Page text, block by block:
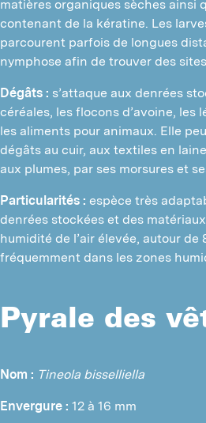
matières organiques sèches ainsi
contenant de la kératine. Les
parcourent parfois de longues
nymphose afin de trouver des
Dégâts : s’attaque aux denrées
céréales, les flocons d’avoine, les
les aliments pour animaux. Elle
dégâts au cuir, aux textiles en
aux plumes, par ses morsures et
Particularités : espèce très
denrées stockées et des
humidité de l’air élevée, autour de
fréquemment dans les zones
Pyrale des
Nom : Tineola bisselliella
Envergure : 12 à 16 mm